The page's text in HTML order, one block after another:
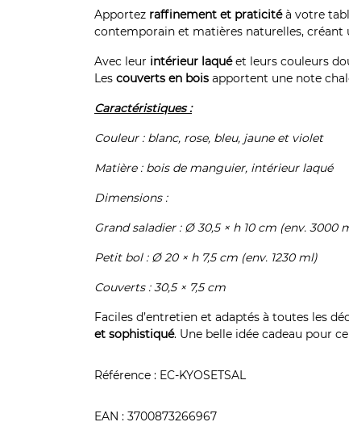
Apportez raffinement et praticitéà votre
contemporain et matières naturelles, créant
Avec leur intérieur laquéet leurs couleurs
Les couverts en bois apportent une note
Caractéristiques :
Couleur : blanc, rose, bleu, jaune et violet
Matière : bois de manguier, intérieur laqué
Dimensions :
Grand saladier : Ø 30,5 × h 10 cm (env. 3000
Petit bol : Ø 20 × h 7,5 cm (env. 1230 ml)
Couverts : 30,5 × 7,5 cm
Faciles d’entretien et adaptés à toutes les
et sophistiqué. Une belle idée cadeau pour
Référence : EC-KYOSETSAL
EAN : 3700873266967